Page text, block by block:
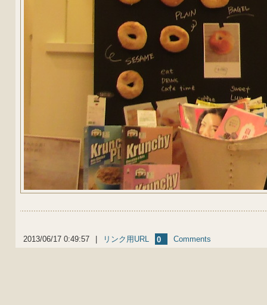
2013/06/17 0:49:57 リンク用URL 0 Comments